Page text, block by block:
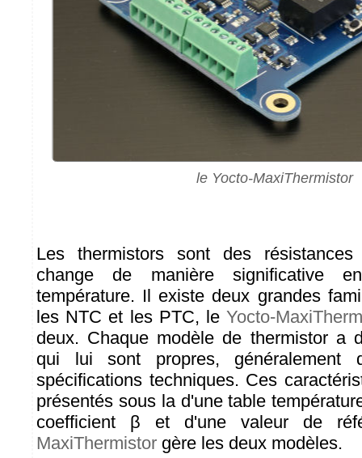
le Yocto-MaxiThermistor
Les thermistors sont des
change de manière significative
température. Il existe deux grandes
les NTC et les PTC, leYocto-
deux. Chaque modèle de thermistor a
qui lui sont propres, généralement
spécifications techniques. Ces
présentés sous la d'une table
coefficient β et d'une valeur de
MaxiThermistor gère les deux modèles.